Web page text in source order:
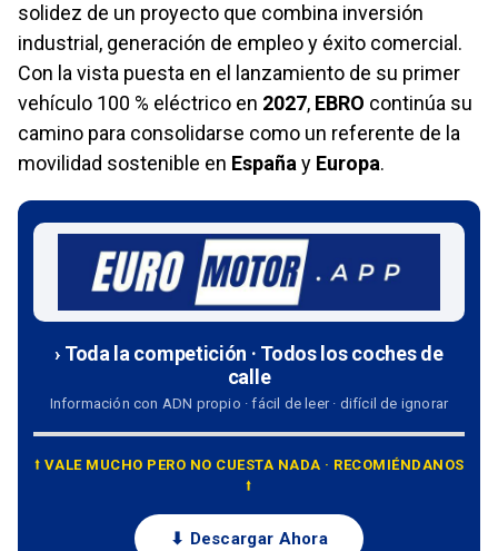
solidez de un proyecto que combina inversión
industrial, generación de empleo y éxito comercial.
Con la vista puesta en el lanzamiento de su primer
vehículo 100 % eléctrico en 2027, EBRO continúa su
camino para consolidarse como un referente de la
movilidad sostenible en Españay Europa.
› Toda la competición · Todos los coches de
calle
Información con ADN propio · fácil de leer · difícil de ignorar
⭡ VALE MUCHO PERO NO CUESTA NADA · RECOMIÉNDANOS
⭡
⬇ Descargar Ahora